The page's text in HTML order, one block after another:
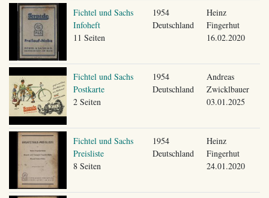
Fichtel und Sachs
Infoheft
11 Seiten
1954
Deutschland
Heinz
Fingerhut
16.02.2020
Fichtel und Sachs
Postkarte
2 Seiten
1954
Deutschland
Andreas
Zwicklbauer
03.01.2025
Fichtel und Sachs
Preisliste
8 Seiten
1954
Deutschland
Heinz
Fingerhut
24.01.2020